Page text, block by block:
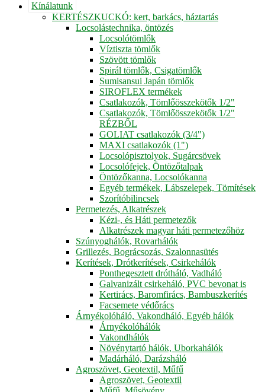
Kínálatunk
KERTÉSZKUCKÓ: kert, barkács, háztartás
Locsolástechnika, öntözés
Locsolótömlők
Víztiszta tömlők
Szövött tömlők
Spirál tömlők, Csigatömlők
Sumisansui Japán tömlők
SIROFLEX termékek
Csatlakozók, Tömlőösszekötők 1/2"
Csatlakozók, Tömlőösszekötők 1/2"
RÉZBŐL
GOLIAT csatlakozók (3/4")
MAXI csatlakozók (1")
Locsolópisztolyok, Sugárcsövek
Locsolófejek, Öntözőtalpak
Öntözőkanna, Locsolókanna
Egyéb termékek, Lábszelepek, Tömítések
Szorítóbilincsek
Permetezés, Alkatrészek
Kézi-, és Háti permetezők
Alkatrészek magyar háti permetezőhöz
Szúnyoghálók, Rovarhálók
Grillezés, Bográcsozás, Szalonnasütés
Kerítések, Drótkerítések, Csirkehálók
Ponthegesztett drótháló, Vadháló
Galvanizált csirkeháló, PVC bevonat is
Kertirács, Baromfirács, Bambuszkerítés
Facsemete védőrács
Árnyékolóháló, Vakondháló, Egyéb hálók
Árnyékolóhálók
Vakondhálók
Növénytartó hálók, Uborkahálók
Madárháló, Darázsháló
Agroszövet, Geotextil, Műfű
Agroszövet, Geotextil